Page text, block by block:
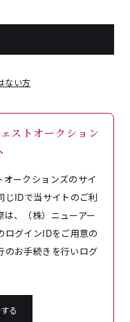
ない方
ストオークション
オークションズのサイ
じIDで当サイトのご利
、（株）ニューアー
ログインIDをご用意の
のお手続きを行いログ
る